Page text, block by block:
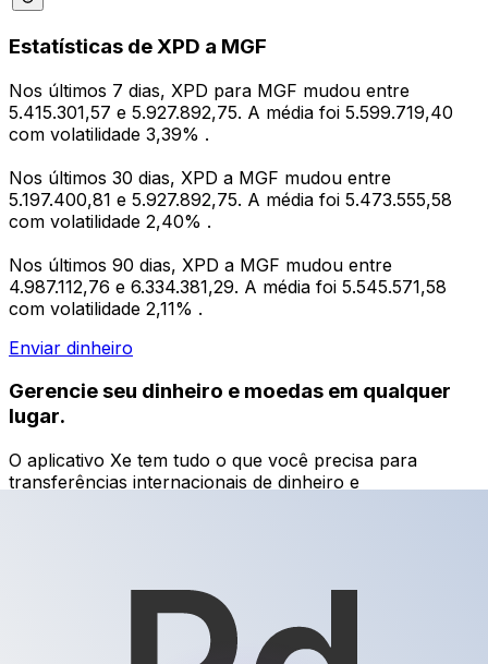
Estatísticas de XPD a MGF
Nos últimos 7 dias, XPD para MGF mudou entre
5.415.301,57 e 5.927.892,75. A média foi 5.599.719,40
com volatilidade 3,39% .
Nos últimos 30 dias, XPD a MGF mudou entre
5.197.400,81 e 5.927.892,75. A média foi 5.473.555,58
com volatilidade 2,40% .
Nos últimos 90 dias, XPD a MGF mudou entre
4.987.112,76 e 6.334.381,29. A média foi 5.545.571,58
com volatilidade 2,11% .
Enviar dinheiro
Gerencie seu dinheiro e moedas em qualquer
lugar.
O aplicativo Xe tem tudo o que você precisa para
transferências internacionais de dinheiro e